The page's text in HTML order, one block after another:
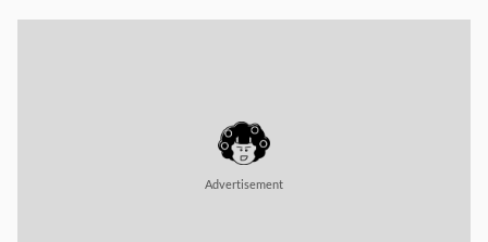
Advertisement